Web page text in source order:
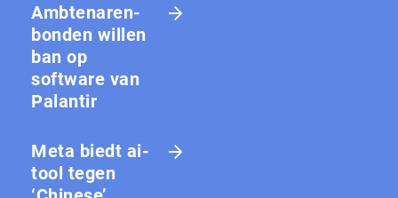
Amb­te­na­ren­
bon­den willen
ban op
software van
Palantir
Meta biedt ai-
tool tegen